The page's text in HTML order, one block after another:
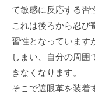
て敏感に反応する習
これは後ろから忍び
習性となっています
しまい、自分の周囲
きなくなります。
そこで遮眼革を装着